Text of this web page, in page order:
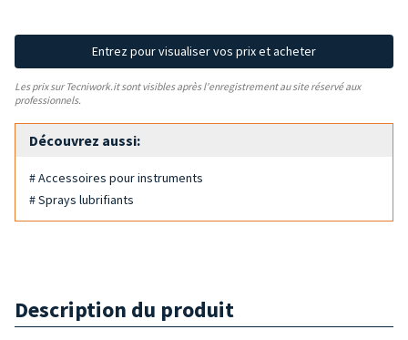
Entrez pour visualiser vos prix et acheter
Les prix sur Tecniwork.it sont visibles après l'enregistrement au site réservé aux
professionnels.
Découvrez aussi:
# Accessoires pour instruments
# Sprays lubrifiants
Description du produit